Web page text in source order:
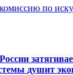
по
душит